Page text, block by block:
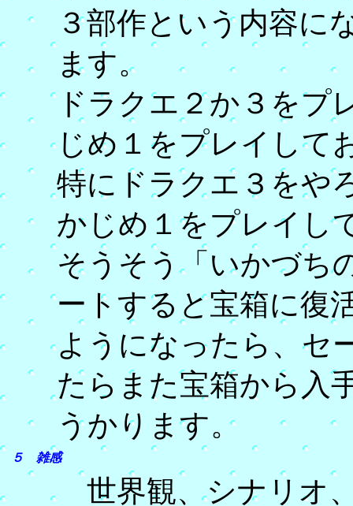
３部作という内容に
ます。
ドラクエ２か３をプ
じめ１をプレイして
特にドラクエ３をや
かじめ１をプレイし
そうそう「いかづち
ートすると宝箱に復
ようになったら、セ
たらまた宝箱から入
うかります。
５ 雑感
世界観、シナリオ